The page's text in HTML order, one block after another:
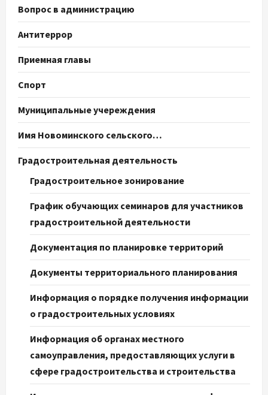
Вопрос в администрацию
Антитеррор
Приемная главы
Спорт
Муниципальные учереждения
Имя Новоминского сельского…
Градостроительная деятельность
Градостроительное зонирование
График обучающих семинаров для участников
градостроительной деятельности
Документация по планировке территорий
Документы территориального планирования
Информация о порядке получения информации
о градостроительных условиях
Информация об органах местного
самоуправления, предоставляющих услуги в
сфере градостроительства и строительства